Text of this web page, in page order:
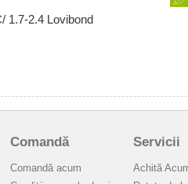
1.7-2.4 Lovibond
Comandă
Comandă acum
Servicii
Achită